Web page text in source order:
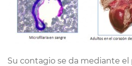
Su contagio se da mediante el